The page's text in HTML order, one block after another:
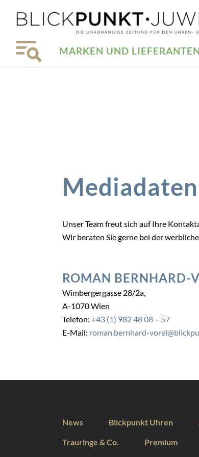
MARKEN UND
Mediadaten
Unser Team freut sich auf Ihre
Wir beraten Sie gerne bei der
ROMAN BERNHARD-
Wimbergergasse 28/2a,
A-1070 Wien
Telefon: +43 (1) 982 48 08 – 57
E-Mail: roman.bernhard-
News Blickpunkt Uhren
Trauringe & Co. Premium